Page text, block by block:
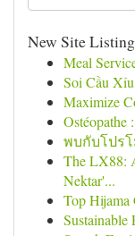
New Site
Meal
Soi Cầu
Maximize
Ostéopathe
พบกับโปร
The LX88:
Nektar'...
Top Hijama
Sustainable